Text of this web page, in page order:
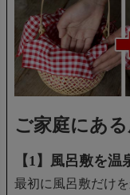
ご家庭にある
【1】風呂敷を
最初に風呂敷だけ